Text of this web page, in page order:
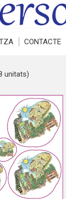
CONTACTE
unitats)